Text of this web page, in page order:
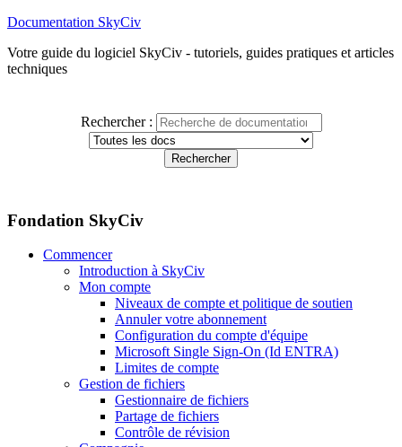
Documentation SkyCiv
Votre guide du logiciel SkyCiv - tutoriels, guides pratiques et articles
techniques
Rechercher :
Fondation SkyCiv
Commencer
Introduction à SkyCiv
Mon compte
Niveaux de compte et politique de soutien
Annuler votre abonnement
Configuration du compte d'équipe
Microsoft Single Sign-On (Id ENTRA)
Limites de compte
Gestion de fichiers
Gestionnaire de fichiers
Partage de fichiers
Contrôle de révision